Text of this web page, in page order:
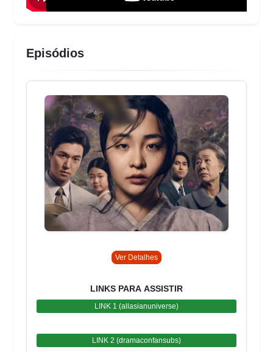
Episódios
Ver Detalhes
LINKS PARA ASSISTIR
LINK 1 (allasianuniverse)
LINK 2 (dramaconfansubs)